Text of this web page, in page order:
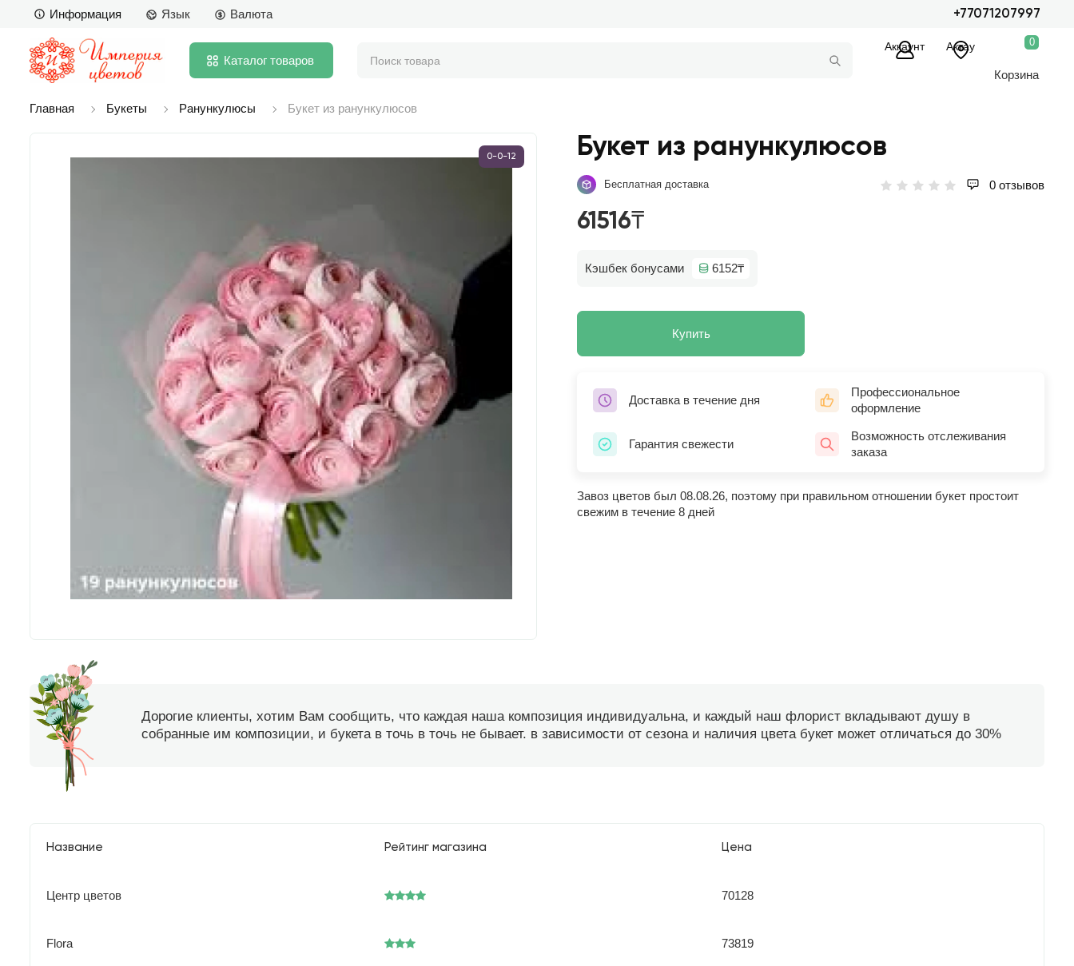
Информация Язык Валюта +77071207997
Каталог товаров
Аккаунт Актау 0
Корзина
Главная Букеты Ранункулюсы Букет из ранункулюсов
0-0-12 Букет из ранункулюсов
Бесплатная доставка 0 отзывов
61516₸
Кэшбек бонусами 6152₸
Купить
Доставка в течение дня
Профессиональное
оформление
Гарантия свежести
Возможность отслеживания
заказа
Завоз цветов был 08.08.26, поэтому при правильном отношении букет простоит
свежим в течение 8 дней
Дорогие клиенты, хотим Вам сообщить, что каждая наша композиция индивидуальна, и каждый наш флорист вкладывают душу в
собранные им композиции, и букета в точь в точь не бывает. в зависимости от сезона и наличия цвета букет может отличаться до 30%
Название Рейтинг магазина Цена
Центр цветов 70128
Flora 73819